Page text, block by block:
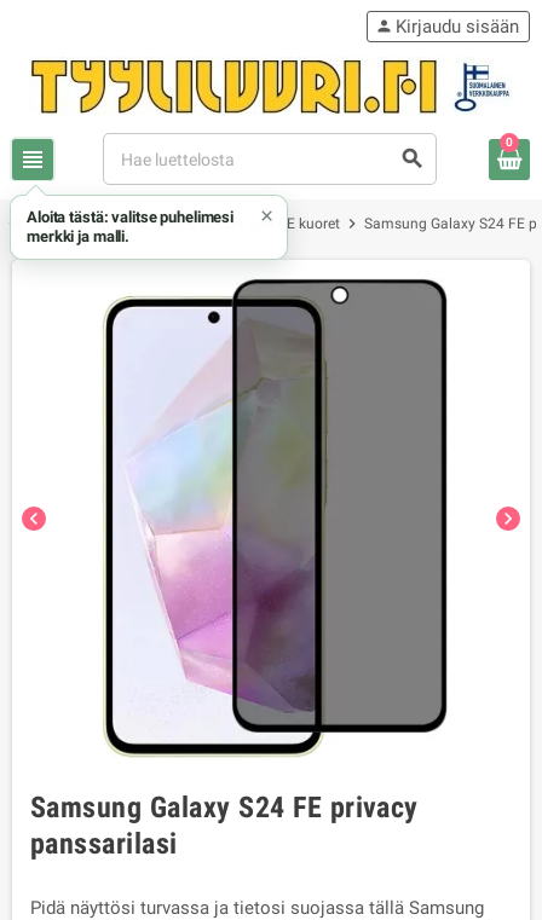
view_headline search
person Kirjaudu sisään
0
chevron_rightSamsung chevron_rightSamsung Galaxy S24 FE kuoret chevron_right Samsung Galaxy S24 FE
chevron_left chevron_right
Samsung Galaxy S24 FE privacy
panssarilasi
Pidä näyttösi turvassa ja tietosi suojassa tällä Samsung
Aloita tästä: valitse puhelimesi
merkki ja malli.
×